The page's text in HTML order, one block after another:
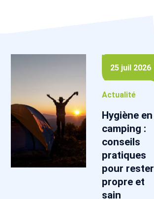
25 juil 2026
Actualité
Hygiène en
camping :
conseils
pratiques
pour rester
propre et
sain